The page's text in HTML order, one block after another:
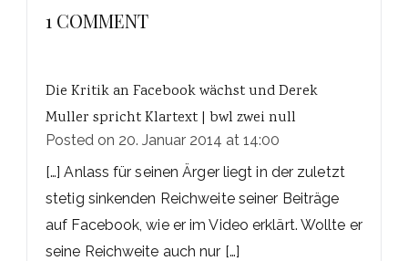
1 COMMENT
Die Kritik an Facebook wächst und Derek
Muller spricht Klartext | bwl zwei null
Posted on 20. Januar 2014 at 14:00
[…] Anlass für seinen Ärger liegt in der zuletzt
stetig sinkenden Reichweite seiner Beiträge
auf Facebook, wie er im Video erklärt. Wollte er
seine Reichweite auch nur […]